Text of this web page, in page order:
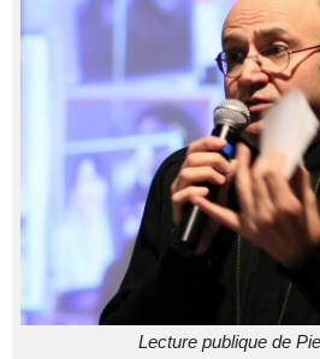
Lecture publique de